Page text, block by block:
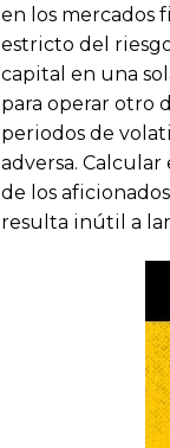
en los mercados
estricto del
capital en una
para operar otro
periodos de
adversa.
de los
resulta inútil a